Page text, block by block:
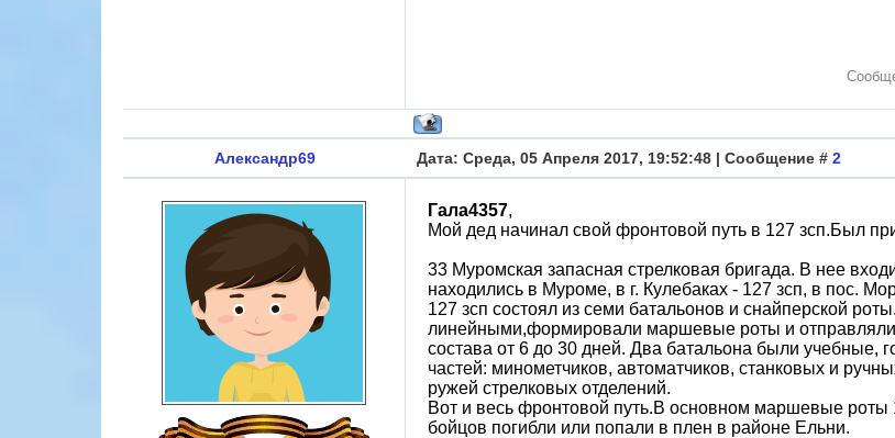
Александр69 Дата: Среда, 05 Апреля 2017, 19:52:48 | Сообщение # 2
Гала4357,
Мой дед начинал свой фронтовой путь в 127 зсп.Был
33 Муромская запасная стрелковая бригада. В нее
находились в Муроме, в г. Кулебаках - 127 зсп, в пос.
127 зсп состоял из семи батальонов и снайперской
линейными,формировали маршевые роты и
состава от 6 до 30 дней. Два батальона были
частей: минометчиков, автоматчиков, станковых и
ружей стрелковых отделений.
Вот и весь фронтовой путь.В основном маршевые
бойцов погибли или попали в плен в районе Ельни.